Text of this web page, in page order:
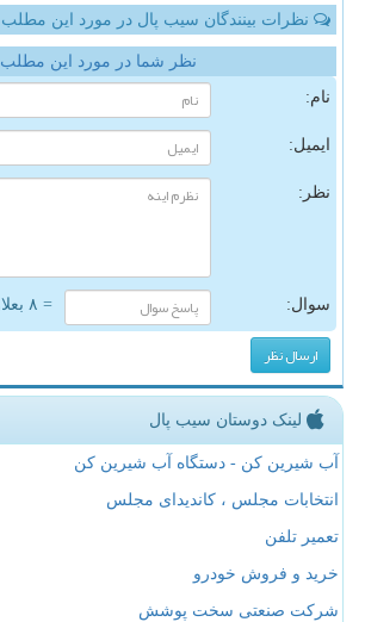
نظرات بینندگان سیب پال در مورد این مطلب
نظر شما در مورد این مطلب
نام:
ایمیل:
نظر:
سوال: = ۸ بعلاوه ۱
لینک دوستان سیب پال
آب شیرین کن - دستگاه آب شیرین کن
انتخابات مجلس ، کاندیدای مجلس
تعمیر تلفن
خرید و فروش خودرو
شرکت صنعتی سخت پوشش